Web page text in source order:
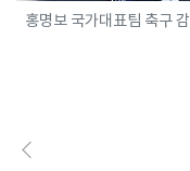
홍명보 국가대표팀 축구